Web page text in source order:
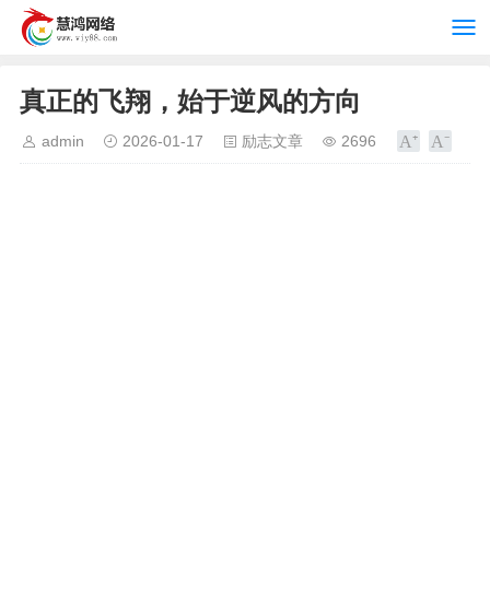
真正的飞翔，始于逆风的方向
admin 2026-01-17 励志文章 2696